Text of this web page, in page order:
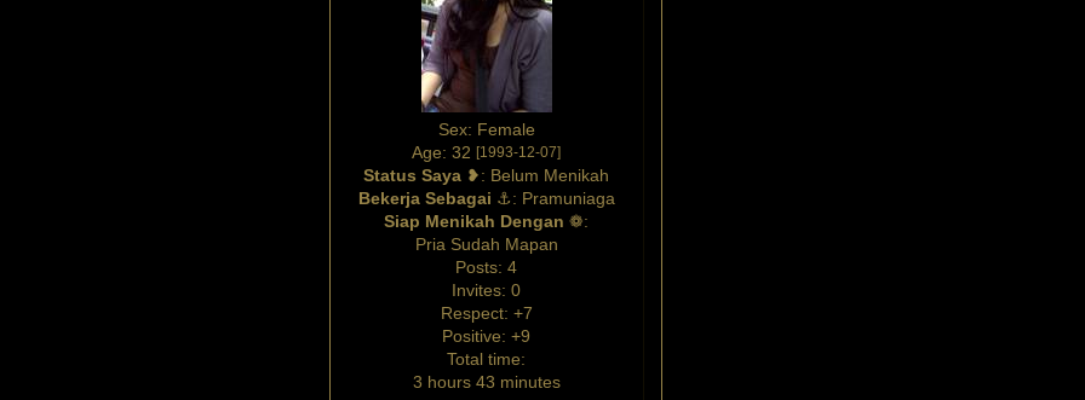
Sex: Female
Age: 32 [1993-12-07]
Status Saya ❥: Belum Menikah
Bekerja Sebagai ⚓: Pramuniaga
Siap Menikah Dengan ❁:
Pria Sudah Mapan
Posts: 4
Invites: 0
Respect: +7
Positive: +9
Total time:
3 hours 43 minutes